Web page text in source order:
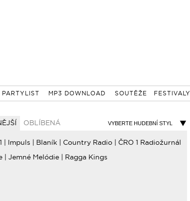
PARTYLIST MP3 DOWNLOAD SOUTĚŽE FESTIVALY
OBLÍBENÁ VYBERTE HUDEBNÍ STYL
| Impuls | Blaník| Country Radio| ČRO 1 Radiožurnál
|Jemné Melódie| Ragga Kings